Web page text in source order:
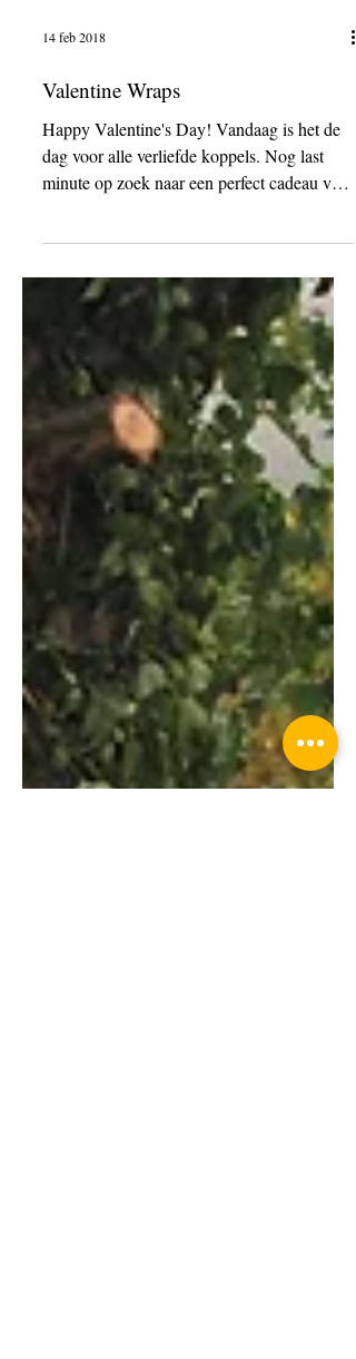
Valentine Wraps
Happy Valentine's Day! Vandaag is het de
dag voor alle verliefde koppels. Nog last
minute op zoek naar een perfect cadeau voor
je...